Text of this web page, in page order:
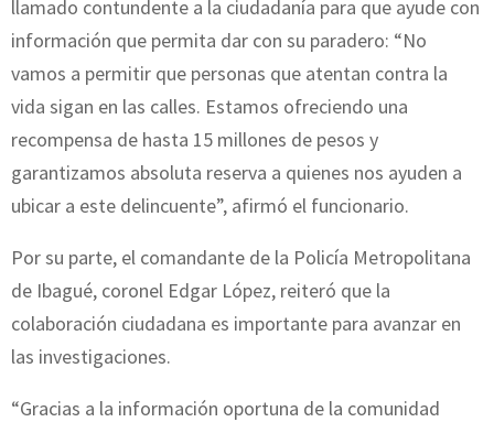
llamado contundente a la ciudadanía para que ayude con
información que permita dar con su paradero: “No
vamos a permitir que personas que atentan contra la
vida sigan en las calles. Estamos ofreciendo una
recompensa de hasta 15 millones de pesos y
garantizamos absoluta reserva a quienes nos ayuden a
ubicar a este delincuente”, afirmó el funcionario.
Por su parte, el comandante de la Policía Metropolitana
de Ibagué, coronel Edgar López, reiteró que la
colaboración ciudadana es importante para avanzar en
las investigaciones.
“Gracias a la información oportuna de la comunidad